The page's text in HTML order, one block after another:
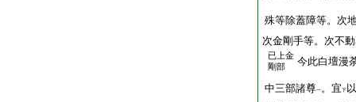
殊等除蓋障等。次
次金剛手等。次不
已上金
剛部
今此白壇漫
中三部諸尊一。宜下 以